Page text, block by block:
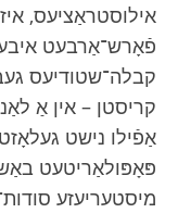
אילוסטראַציעס,
קבלה־שטודיעס
פּאָפּולאַריטעט
מיסטעריעזע